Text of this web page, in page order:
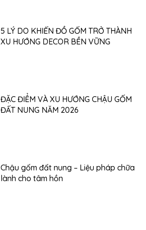
5 LÝ DO KHIẾN ĐỒ GỐM TRỞ THÀNH
XU HƯỚNG DECOR BỀN VỮNG
ĐẶC ĐIỂM VÀ XU HƯỚNG CHẬU GỐM
ĐẤT NUNG NĂM 2026
Chậu gốm đất nung – Liệu pháp chữa
lành cho tâm hồn